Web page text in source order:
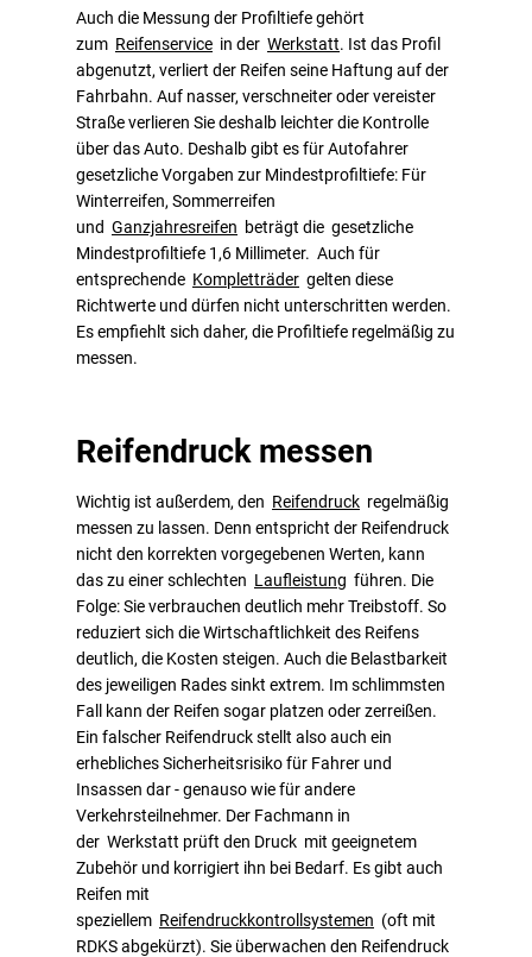
Auch die Messung der Profiltiefe gehört
zum Reifenservice in der Werkstatt. Ist das Profil
abgenutzt, verliert der Reifen seine Haftung auf der
Fahrbahn. Auf nasser, verschneiter oder vereister
Straße verlieren Sie deshalb leichter die Kontrolle
über das Auto. Deshalb gibt es für Autofahrer
gesetzliche Vorgaben zur Mindestprofiltiefe: Für
Winterreifen, Sommerreifen
und Ganzjahresreifen beträgt die gesetzliche
Mindestprofiltiefe 1,6 Millimeter. Auch für
entsprechende Kompletträder gelten diese
Richtwerte und dürfen nicht unterschritten werden.
Es empfiehlt sich daher, die Profiltiefe regelmäßig zu
messen.
Reifendruck messen
Wichtig ist außerdem, den Reifendruck regelmäßig
messen zu lassen. Denn entspricht der Reifendruck
nicht den korrekten vorgegebenen Werten, kann
das zu einer schlechten Laufleistung führen. Die
Folge: Sie verbrauchen deutlich mehr Treibstoff. So
reduziert sich die Wirtschaftlichkeit des Reifens
deutlich, die Kosten steigen. Auch die Belastbarkeit
des jeweiligen Rades sinkt extrem. Im schlimmsten
Fall kann der Reifen sogar platzen oder zerreißen.
Ein falscher Reifendruck stellt also auch ein
erhebliches Sicherheitsrisiko für Fahrer und
Insassen dar - genauso wie für andere
Verkehrsteilnehmer. Der Fachmann in
der Werkstatt prüft den Druck mit geeignetem
Zubehör und korrigiert ihn bei Bedarf. Es gibt auch
Reifen mit
speziellem Reifendruckkontrollsystemen (oft mit
RDKS abgekürzt). Sie überwachen den Reifendruck